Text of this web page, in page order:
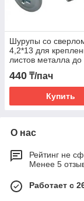
Шурупы со
4,2*13 для
листов металла
440 ₸/пач
Купить
О нас
Рейтинг не
Менее 5
Работает с